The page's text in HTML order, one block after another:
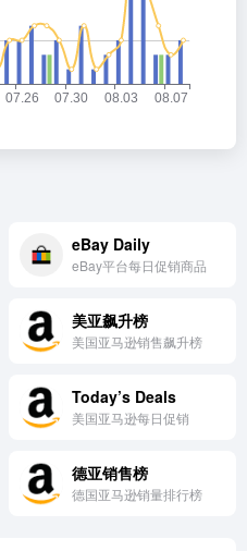
eBay Daily
eBay平台每日促销商品
美亚飙升榜
美国亚马逊销售飙升榜
Today’s Deals
美国亚马逊每日促销
德亚销售榜
德国亚马逊销量排行榜